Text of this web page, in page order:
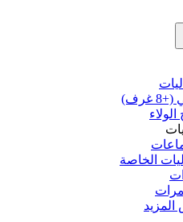
غرف)
الولاء
الخاصة